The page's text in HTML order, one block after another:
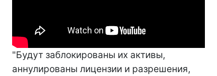
"Будут заблокированы их активы,
аннулированы лицензии и разрешения,